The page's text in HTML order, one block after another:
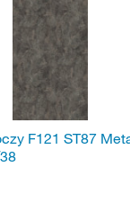
F121 ST87